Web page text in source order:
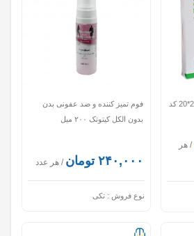
مونلیکه فوم مپیلکس نقره 20*20 کد
/ هر
فوم تمیز کننده و ضد عفونی بدن
بدون‌ الکل کیتوتک ۲۰۰ میل
۲۴۰,۰۰۰ تومان / هر عدد
نوع فروش : تکی